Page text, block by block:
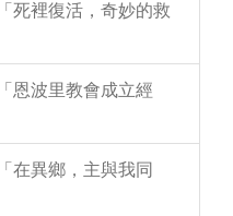
死裡復活，奇妙的救
恩波里教會成立經
在異鄉，主與我同